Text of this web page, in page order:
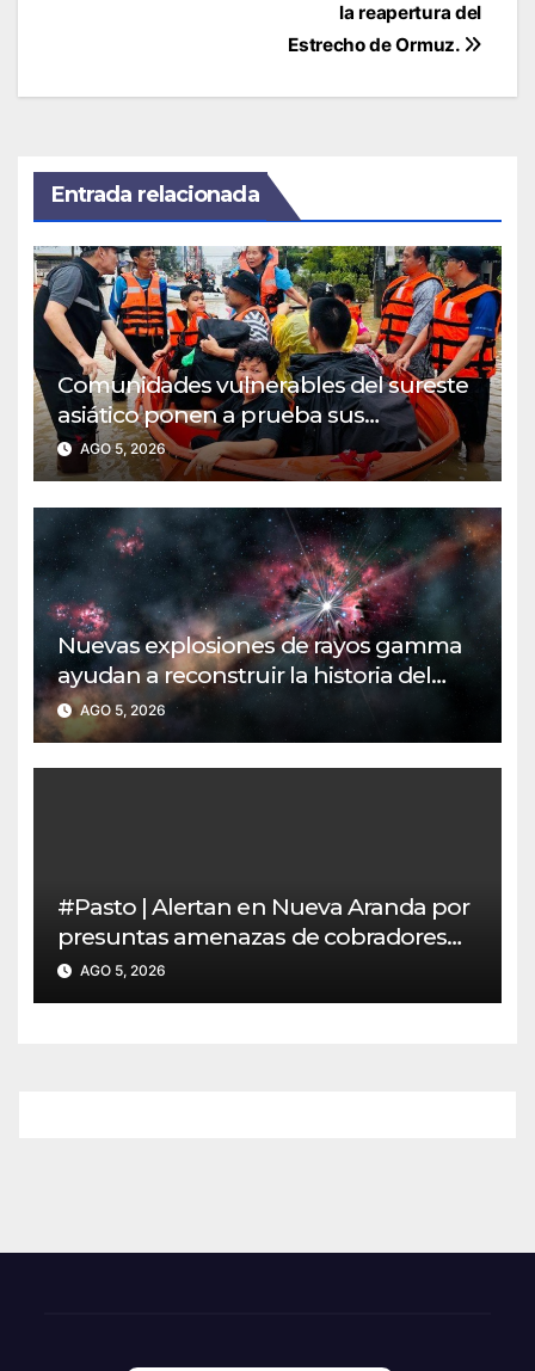
la reapertura del
Estrecho de Ormuz.
Entrada relacionada
Comunidades vulnerables del sureste
asiático ponen a prueba sus
protocolos de evacuación por
inundaciones
AGO 5, 2026
Nuevas explosiones de rayos gamma
ayudan a reconstruir la historia del
universo temprano
AGO 5, 2026
#Pasto | Alertan en Nueva Aranda por
presuntas amenazas de cobradores
“gota a gota”
AGO 5, 2026